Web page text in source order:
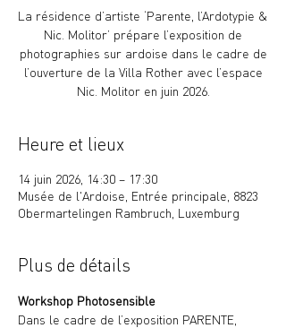
La résidence d’artiste ‘Parente, l’Ardotypie &
Nic. Molitor’ prépare l’exposition de
photographies sur ardoise dans le cadre de
l’ouverture de la Villa Rother avec l’espace
Nic. Molitor en juin 2026.
Heure et lieux
14 juin 2026, 14:30 – 17:30
Musée de l'Ardoise, Entrée principale, 8823
Obermartelingen Rambruch, Luxemburg
Plus de détails
Workshop Photosensible
Dans le cadre de l’exposition PARENTE,